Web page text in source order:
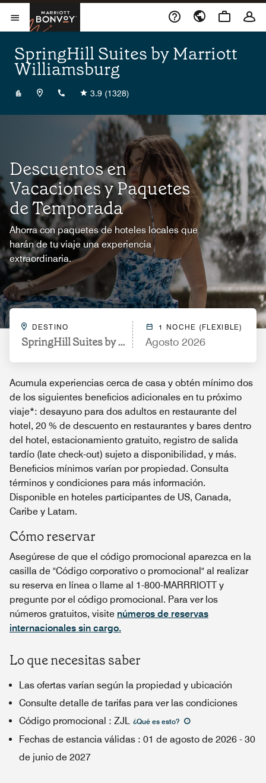
Skip to Content
Abrir el menú
Marriott Bonvoy
SpringHill Suites by Marriott
Williamsburg
+17579413000
3.9 (1328)
Descuentos en
Vacaciones y Paquetes
de Temporada
Ahorra con paquetes de hoteles locales que
harán de tu viaje una experiencia
extraordinaria.
DESTINO
SpringHill Suites by Marriott Williamsburg
1 NOCHE (FLEXIBLE)
Agosto 2026
Acumula experiencias cerca de casa y obtén mínimo dos
de los siguientes beneficios adicionales en tu próximo
viaje*: desayuno para dos adultos en restaurante del
hotel, 20 % de descuento en restaurantes y bares dentro
del hotel, estacionamiento gratuito, registro de salida
tardío (late check-out) sujeto a disponibilidad, y más.
Beneficios mínimos varían por propiedad. Consulta
términos y condiciones para más información.
Disponible en hoteles participantes de US, Canada,
Caribe y Latam.
Cómo reservar
Asegúrese de que el código promocional aparezca en la
casilla de "Código corporativo o promocional" al realizar
su reserva en línea o llame al 1-800-MARRRIOTT y
pregunte por el código promocional. Para ver los
números gratuitos, visite números de reservas
internacionales sin cargo.
Lo que necesitas saber
Las ofertas varían según la propiedad y ubicación
Consulte detalle de tarifas para ver las condiciones
Código promocional : ZJL ¿Qué es esto?
Fechas de estancia válidas : 01 de agosto de 2026 - 30
de junio de 2027